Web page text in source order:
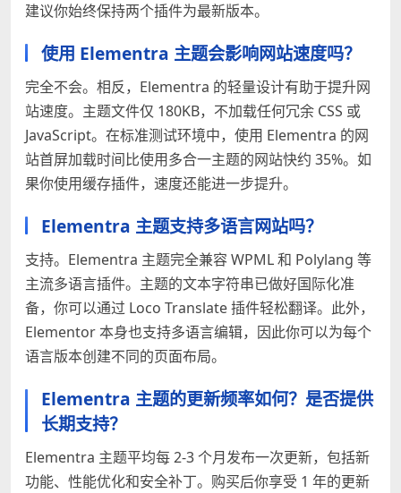
建议你始终保持两个插件为最新版本。
使用 Elementra 主题会影响网站速度吗？
完全不会。相反，Elementra 的轻量设计有助于提升网
站速度。主题文件仅 180KB，不加载任何冗余 CSS 或
JavaScript。在标准测试环境中，使用 Elementra 的网
站首屏加载时间比使用多合一主题的网站快约 35%。如
果你使用缓存插件，速度还能进一步提升。
Elementra 主题支持多语言网站吗？
支持。Elementra 主题完全兼容 WPML 和 Polylang 等
主流多语言插件。主题的文本字符串已做好国际化准
备，你可以通过 Loco Translate 插件轻松翻译。此外，
Elementor 本身也支持多语言编辑，因此你可以为每个
语言版本创建不同的页面布局。
Elementra 主题的更新频率如何？是否提供
长期支持？
Elementra 主题平均每 2-3 个月发布一次更新，包括新
功能、性能优化和安全补丁。购买后你享受 1 年的更新